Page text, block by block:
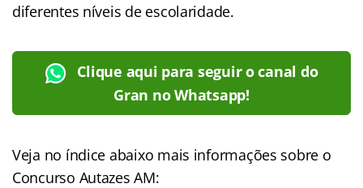
diferentes níveis de escolaridade.
Clique aqui para seguir o canal do
Gran no Whatsapp!
Veja no índice abaixo mais informações sobre o
Concurso Autazes AM: